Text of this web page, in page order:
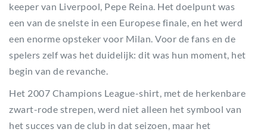
keeper van Liverpool, Pepe Reina. Het doelpunt was
een van de snelste in een Europese finale, en het werd
een enorme opsteker voor Milan. Voor de fans en de
spelers zelf was het duidelijk: dit was hun moment, het
begin van de revanche.
Het 2007 Champions League-shirt, met de herkenbare
zwart-rode strepen, werd niet alleen het symbool van
het succes van de club in dat seizoen, maar het